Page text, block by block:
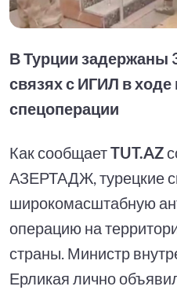
В Турции задержаны
связях с ИГИЛ в
спецоперации
Как сообщаетTUT.AZ
АЗЕРТАДЖ, турецкие
широкомасштабную
операцию на
страны. Министр
Ерликая лично